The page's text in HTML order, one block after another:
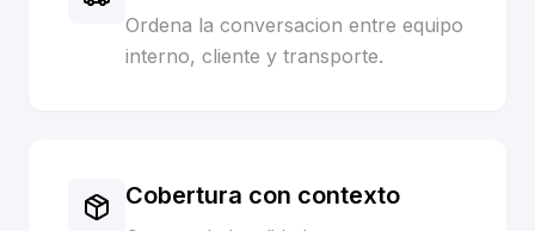
Ordena la conversacion entre equipo
interno, cliente y transporte.
Cobertura con contexto